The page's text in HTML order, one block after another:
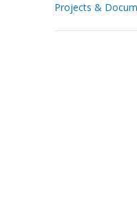
Projects &